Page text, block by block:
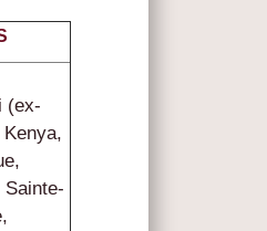
(ex-
Sainte-